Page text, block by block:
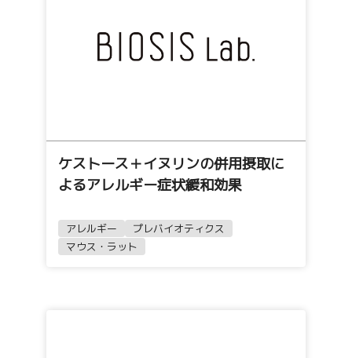
ケストース＋イヌリンの併用摂取に
よるアレルギー症状緩和効果
アレルギー
プレバイオティクス
マウス・ラット